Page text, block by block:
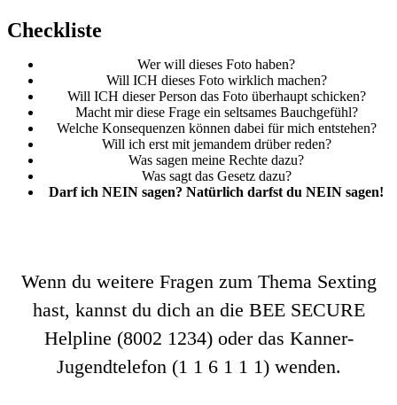
Checkliste
Wer will dieses Foto haben?
Will ICH dieses Foto wirklich machen?
Will ICH dieser Person das Foto überhaupt schicken?
Macht mir diese Frage ein seltsames Bauchgefühl?
Welche Konsequenzen können dabei für mich entstehen?
Will ich erst mit jemandem drüber reden?
Was sagen meine Rechte dazu?
Was sagt das Gesetz dazu?
Darf ich NEIN sagen? Natürlich darfst du NEIN sagen!
Wenn du weitere Fragen zum Thema Sexting
hast, kannst du dich an die BEE SECURE
Helpline (8002 1234) oder das Kanner-
Jugendtelefon (1 1 6 1 1 1) wenden.